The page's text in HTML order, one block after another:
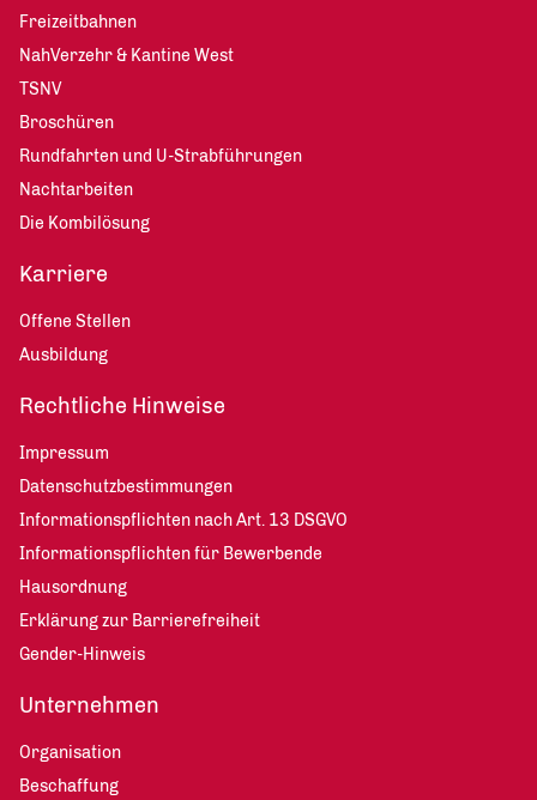
Freizeitbahnen
NahVerzehr & Kantine West
TSNV
Broschüren
Rundfahrten und U-Strabführungen
Nachtarbeiten
Die Kombilösung
Karriere
Offene Stellen
Ausbildung
Rechtliche Hinweise
Impressum
Datenschutzbestimmungen
Informationspflichten nach Art. 13 DSGVO
Informationspflichten für Bewerbende
Hausordnung
Erklärung zur Barrierefreiheit
Gender-Hinweis
Unternehmen
Organisation
Beschaffung